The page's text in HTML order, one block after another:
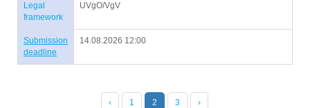
Legal
framework
UVgO/VgV
Submission
deadline
14.08.2026 12:00
‹ 1 2 3 ›